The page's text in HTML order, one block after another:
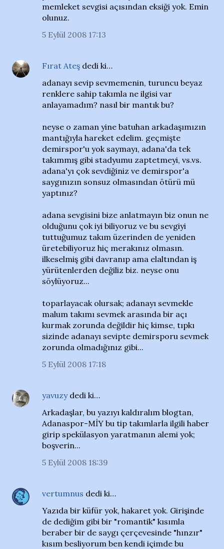
memleket sevgisi açısından eksiği yok. Emin
olunuz.
5 Eylül 2008 17:13
Fırat Ateş dedi ki…
adanayı sevip sevmemenin, turuncu beyaz
renklere sahip takımla ne ilgisi var
anlayamadım? nasıl bir mantık bu?
neyse o zaman yine batuhan arkadaşımızın
mantığıyla hareket edelim. geçmişte
demirspor'u yok saymayı, adana'da tek
takımmış gibi stadyumu zaptetmeyi, vs.vs.
adana'yı çok sevdiğiniz ve demirspor'a
saygınızın sonsuz olmasından ötürü mü
yaptınız?
adana sevgisini bize anlatmayın biz onun ne
olduğunu çok iyi biliyoruz ve bu sevgiyi
tuttuğumuz takım üzerinden de yeniden
üretebiliyoruz hiç merakınız olmasın.
ilkeselmiş gibi davranıp ama elaltından iş
yürütenlerden değiliz biz. neyse onu
söylüyoruz...
toparlayacak olursak; adanayı sevmekle
malum takımı sevmek arasında bir açı
kurmak zorunda değildir hiç kimse, tıpkı
sizinde adanayı sevipte demirsporu sevmek
zorunda olmadığınız gibi...
5 Eylül 2008 17:18
yavuzydedi ki…
Arkadaşlar, bu yazıyı kaldıralım blogtan,
Adanaspor-MİY bu tip takımlarla ilgili haber
girip spekülasyon yaratmanın alemi yok;
boşverin...
5 Eylül 2008 18:39
vertumnus dedi ki…
Yazıda bir küfür yok, hakaret yok. Girişinde
de dediğim gibi bir "romantik" kısımla
beraber bir de saygı çerçevesinde "hınzır"
kısım besliyorum ben kendi içimde bu